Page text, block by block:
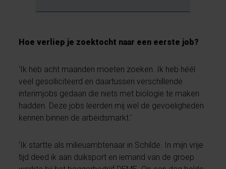
Hoe verliep je zoektocht naar een eerste job?
‘Ik heb acht maanden moeten zoeken. Ik heb héél
veel gesolliciteerd en daartussen verschillende
interimjobs gedaan die niets met biologie te maken
hadden. Deze jobs leerden mij wel de gevoeligheden
kennen binnen de arbeidsmarkt.’
‘Ik startte als milieuambtenaar in Schilde. In mijn vrije
tijd deed ik aan duiksport en iemand van de groep